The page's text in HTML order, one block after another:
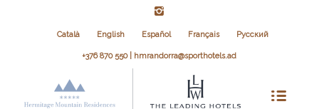
Català English Español Français Русский
+376 870 550 | hmrandorra@sporthotels.ad